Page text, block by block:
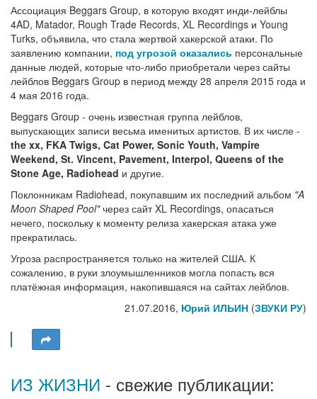
Ассоциация Beggars Group, в которую входят инди-лейблы
4AD, Matador, Rough Trade Records, XL Recordings и Young
Turks, объявила, что стала жертвой хакерской атаки. По
заявлению компании, под угрозой оказались персональные
данные людей, которые что-либо приобретали через сайты
лейблов Beggars Group в период между 28 апреля 2015 года и
4 мая 2016 года.
Beggars Group - очень известная группа лейблов,
выпускающих записи весьма именитых артистов. В их числе -
the xx, FKA Twigs, Cat Power, Sonic Youth, Vampire
Weekend, St. Vincent, Pavement, Interpol, Queens of the
Stone Age, Radiohead и другие.
Поклонникам Radiohead, покупавшим их последний альбом "A
Moon Shaped Pool"через сайт XL Recordings, опасаться
нечего, поскольку к моменту релиза хакерская атака уже
прекратилась.
Угроза распространяется только на жителей США. К
сожалению, в руки злоумышленников могла попасть вся
платёжная информация, накопившаяся на сайтах лейблов.
21.07.2016, Юрий ИЛЬИН (ЗВУКИ РУ)
ИЗ ЖИЗНИ - свежие публикации: